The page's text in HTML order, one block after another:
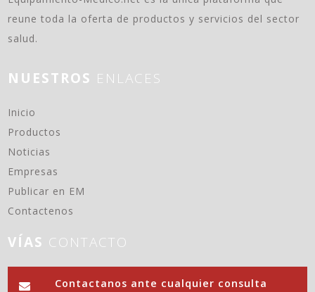
reune toda la oferta de productos y servicios del sector
salud.
NUESTROS ENLACES
Inicio
Productos
Noticias
Empresas
Publicar en EM
Contactenos
VÍAS CONTACTO
Contactanos ante cualquier consulta